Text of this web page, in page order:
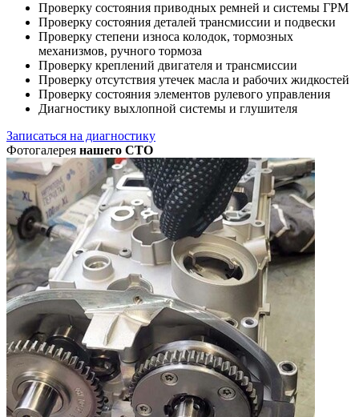
Проверку состояния приводных ремней и системы ГРМ
Проверку состояния деталей трансмиссии и подвески
Проверку степени износа колодок, тормозных
механизмов, ручного тормоза
Проверку креплений двигателя и трансмиссии
Проверку отсутствия утечек масла и рабочих жидкостей
Проверку состояния элементов рулевого управления
Диагностику выхлопной системы и глушителя
Записаться на диагностику
Фотогалерея нашего СТО